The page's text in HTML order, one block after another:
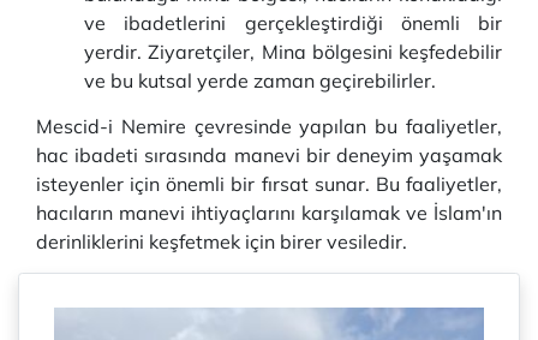
ve ibadetlerini gerçekleştirdiği önemli bir
yerdir. Ziyaretçiler, Mina bölgesini keşfedebilir
ve bu kutsal yerde zaman geçirebilirler.
Mescid-i Nemire çevresinde yapılan bu faaliyetler,
hac ibadeti sırasında manevi bir deneyim yaşamak
isteyenler için önemli bir fırsat sunar. Bu faaliyetler,
hacıların manevi ihtiyaçlarını karşılamak ve İslam'ın
derinliklerini keşfetmek için birer vesiledir.